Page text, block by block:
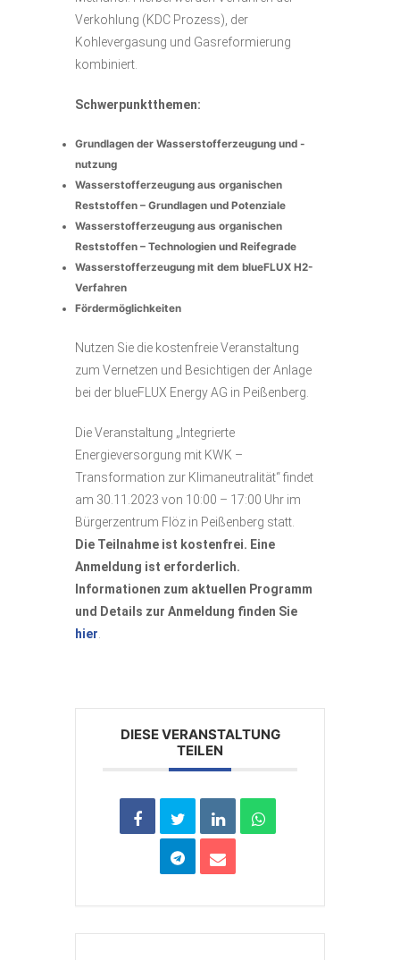
Verkohlung (KDC Prozess), der
Kohlevergasung und Gasreformierung
kombiniert.
Schwerpunktthemen:
Grundlagen der Wasserstofferzeugung und -
nutzung
Wasserstofferzeugung aus organischen
Reststoffen – Grundlagen und Potenziale
Wasserstofferzeugung aus organischen
Reststoffen – Technologien und Reifegrade
Wasserstofferzeugung mit dem blueFLUX H2-
Verfahren
Fördermöglichkeiten
Nutzen Sie die kostenfreie Veranstaltung
zum Vernetzen und Besichtigen der Anlage
bei der blueFLUX Energy AG in Peißenberg.
Die Veranstaltung „Integrierte
Energieversorgung mit KWK –
Transformation zur Klimaneutralität“ findet
am 30.11.2023 von 10:00 – 17:00 Uhr im
Bürgerzentrum Flöz in Peißenberg statt.
Die Teilnahme ist kostenfrei. Eine
Anmeldung ist erforderlich.
Informationen zum aktuellen Programm
und Details zur Anmeldung finden Sie
hier
DIESE VERANSTALTUNG
TEILEN